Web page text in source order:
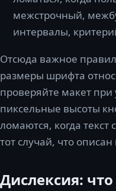
межстрочный,
интервалы,
Отсюда важное
размеры шрифта
проверяйте макет
пиксельные высоты
ломаются, когда текст
тот случай, что
Дислексия: